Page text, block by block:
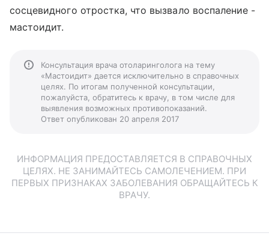
сосцевидного отростка, что вызвало воспаление -
мастоидит.
Консультация врача отоларинголога на тему
«Мастоидит» дается исключительно в справочных
целях. По итогам полученной консультации,
пожалуйста, обратитесь к врачу, в том числе для
выявления возможных противопоказаний.
Ответ опубликован 20 апреля 2017
ИНФОРМАЦИЯ ПРЕДОСТАВЛЯЕТСЯ В СПРАВОЧНЫХ
ЦЕЛЯХ. НЕ ЗАНИМАЙТЕСЬ САМОЛЕЧЕНИЕМ. ПРИ
ПЕРВЫХ ПРИЗНАКАХ ЗАБОЛЕВАНИЯ ОБРАЩАЙТЕСЬ К
ВРАЧУ.